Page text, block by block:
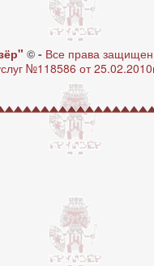
© - Все права
№118586 от